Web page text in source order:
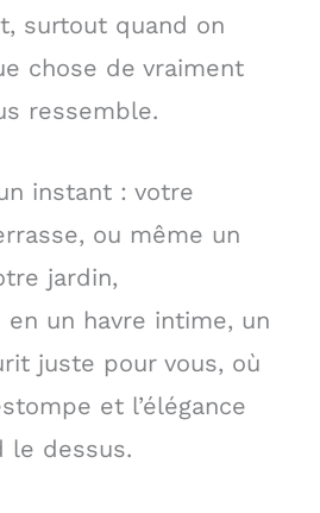
surtout quand on
chose de vraiment
ressemble.
instant : votre
ou même un
jardin,
un havre intime, un
juste pour vous, où
et l’élégance
le dessus.